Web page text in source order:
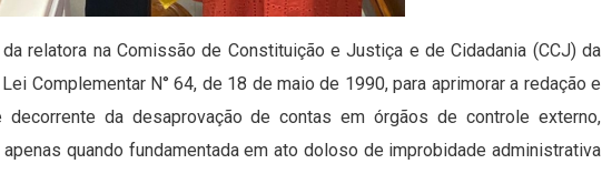
relatora na Comissão de Constituição e Justiça e de Cidadania (CCJ) da
Complementar N° 64, de 18 de maio de 1990, para aprimorar a redação e
decorrente da desaprovação de contas em órgãos de controle externo,
quando fundamentada em ato doloso de improbidade administrativa